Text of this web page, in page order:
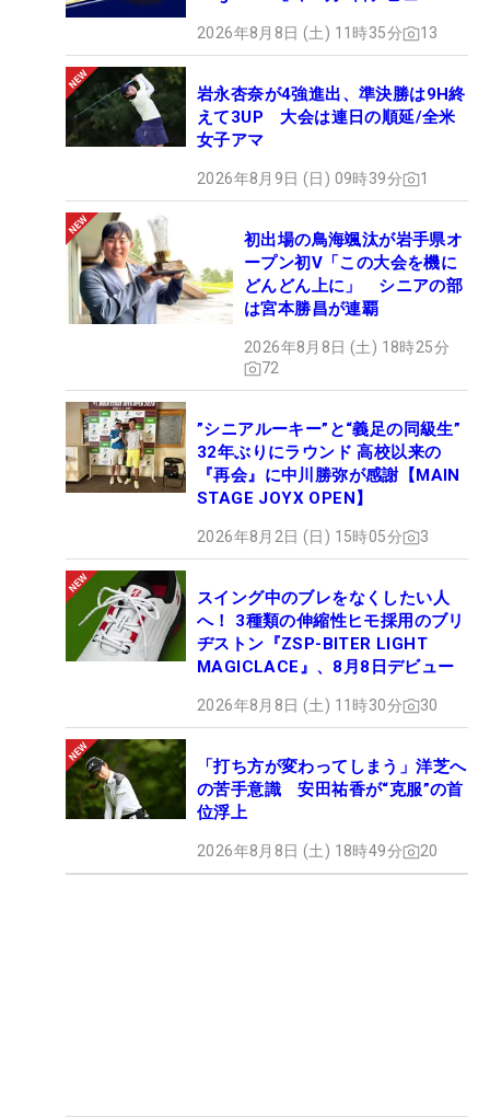
2026年8月8日 (土) 11時35分 13
岩永杏奈が4強進出、準決勝は9H終
えて3UP 大会は連日の順延/全米
女子アマ
2026年8月9日 (日) 09時39分 1
初出場の鳥海颯汰が岩手県オ
ープン初V「この大会を機に
どんどん上に」 シニアの部
は宮本勝昌が連覇
2026年8月8日 (土) 18時25分
72
”シニアルーキー”と“義足の同級生”
32年ぶりにラウンド 高校以来の
『再会』に中川勝弥が感謝【MAIN
STAGE JOYX OPEN】
2026年8月2日 (日) 15時05分 3
スイング中のブレをなくしたい人
へ！ 3種類の伸縮性ヒモ採用のブリ
ヂストン『ZSP-BITER LIGHT
MAGICLACE』、8月8日デビュー
2026年8月8日 (土) 11時30分 30
「打ち方が変わってしまう」洋芝へ
の苦手意識 安田祐香が“克服”の首
位浮上
2026年8月8日 (土) 18時49分 20